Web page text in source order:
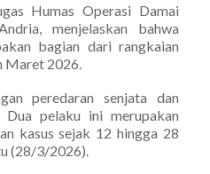
Humas Operasi Damai
menjelaskan bahwa
bagian dari rangkaian
Maret 2026.
peredaran senjata dan
pelaku ini merupakan
kasus sejak 12 hingga 28
(28/3/2026).